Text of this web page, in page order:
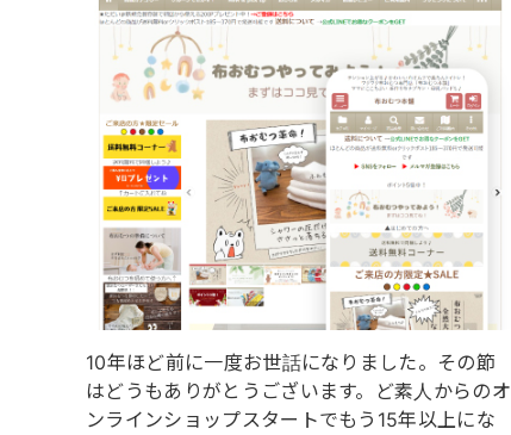
10年ほど前に一度お世話になりました。その節
はどうもありがとうございます。ど素人からのオ
ンラインショップスタートでもう15年以上にな